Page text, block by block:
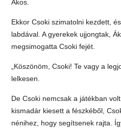
Ákos.
Ekkor Csoki szimatolni kezdett,
labdával. A gyerekek ujjongtak,
megsimogatta Csoki fejét.
„Köszönöm, Csoki! Te vagy a
lelkesen.
De Csoki nemcsak a játékban
kismadár kiesett a fészkéből,
nénihez, hogy segítsenek rajta.